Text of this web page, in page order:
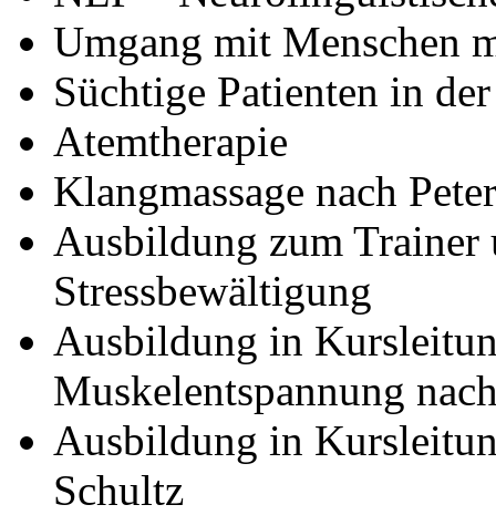
Umgang mit Menschen
Süchtige Patienten in
Atemtherapie
Klangmassage nach
Ausbildung zum
Stressbewältigung
Ausbildung in
Muskelentspannung
Ausbildung in
Schultz